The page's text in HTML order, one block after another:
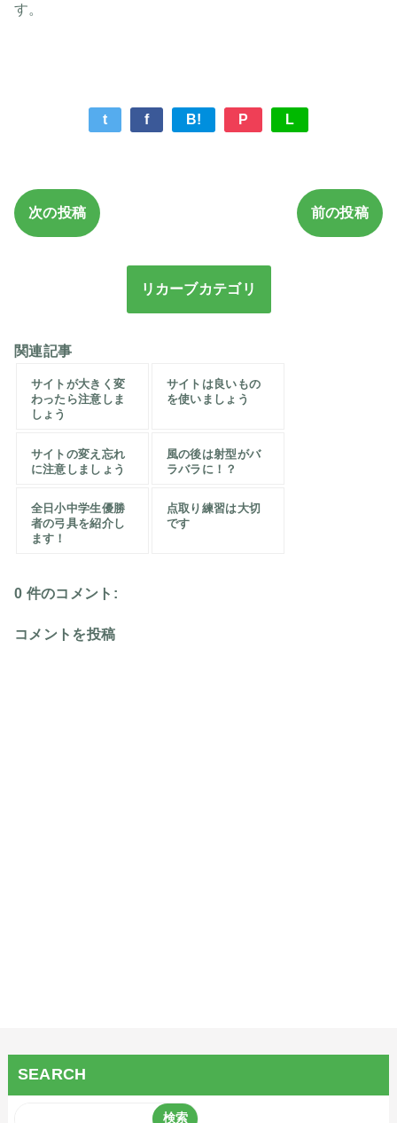
す。
t f B! P L
次の投稿 前の投稿
リカーブカテゴリ
関連記事
サイトが大きく変
わったら注意しま
しょう
サイトは良いもの
を使いましょう
サイトの変え忘れ
に注意しましょう
風の後は射型がバ
ラバラに！？
全日小中学生優勝
者の弓具を紹介し
ます！
点取り練習は大切
です
0 件のコメント:
コメントを投稿
SEARCH